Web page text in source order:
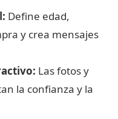
Define edad,
y crea mensajes
Las fotos y
la confianza y la